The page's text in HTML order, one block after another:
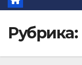
Рубрика: